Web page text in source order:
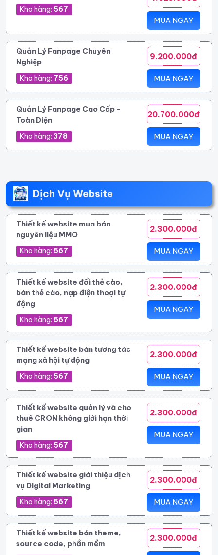
Kho hàng: 567
MUA NGAY
Quản Lý Fanpage Chuyên
Nghiệp
Kho hàng: 756
9.200.000đ
MUA NGAY
Quản Lý Fanpage Cao Cấp -
Toàn Diện
Kho hàng: 378
20.700.000đ
MUA NGAY
Dịch Vụ Website
Thiết kế website mua bán
nguyên liệu MMO
Kho hàng: 567
2.300.000đ
MUA NGAY
Thiết kế website đổi thẻ cào,
bán thẻ cào, nạp điện thoại tự
động
Kho hàng: 567
2.300.000đ
MUA NGAY
Thiết kế website bán tương tác
mạng xã hội tự động
Kho hàng: 567
2.300.000đ
MUA NGAY
Thiết kế website quản lý và cho
thuê CRON không giới hạn thời
gian
Kho hàng: 567
2.300.000đ
MUA NGAY
Thiết kế website giới thiệu dịch
vụ Digital Marketing
Kho hàng: 567
2.300.000đ
MUA NGAY
Thiết kế website bán theme,
source code, phần mềm
2.300.000đ